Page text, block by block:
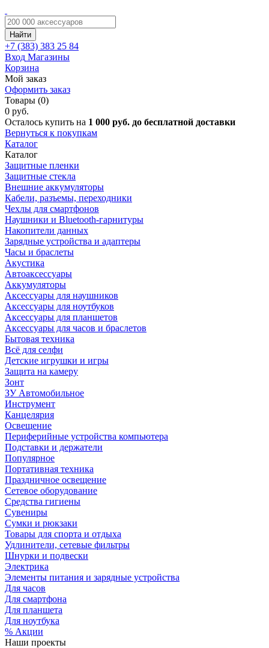
Найти
+7 (383) 383 25 84
Вход Магазины
Корзина
Мой заказ
Оформить заказ
Товары (0)
0 руб.
Осталось купить на 1 000 руб. до бесплатной доставки
Вернуться к покупкам
Каталог
Каталог
Защитные пленки
Защитные стекла
Внешние аккумуляторы
Кабели, разъемы, переходники
Чехлы для смартфонов
Наушники и Bluetooth-гарнитуры
Накопители данных
Зарядные устройства и адаптеры
Часы и браслеты
Акустика
Автоаксессуары
Аккумуляторы
Аксессуары для наушников
Аксессуары для ноутбуков
Аксессуары для планшетов
Аксессуары для часов и браслетов
Бытовая техника
Всё для селфи
Детские игрушки и игры
Защита на камеру
Зонт
ЗУ Автомобильное
Инструмент
Канцелярия
Освещение
Периферийные устройства компьютера
Подставки и держатели
Популярное
Портативная техника
Праздничное освещение
Сетевое оборудование
Средства гигиены
Сувениры
Сумки и рюкзаки
Товары для спорта и отдыха
Удлинители, сетевые фильтры
Шнурки и подвески
Электрика
Элементы питания и зарядные устройства
Для часов
Для смартфона
Для планшета
Для ноутбука
% Акции
Наши проекты